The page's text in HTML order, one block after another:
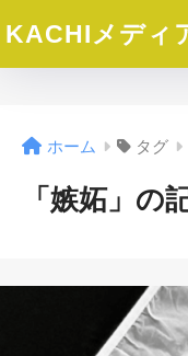
KACHIメディ
ホーム タグ
「嫉妬」の